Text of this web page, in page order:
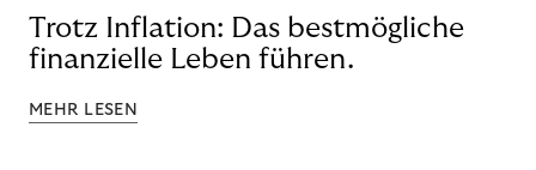
Trotz Inflation: Das bestmögliche
finanzielle Leben führen.
MEHR LESEN